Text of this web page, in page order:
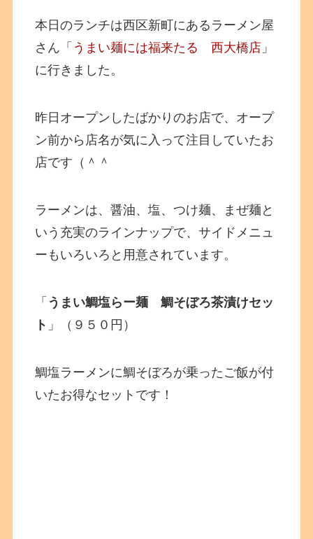
本日のランチは西区新町にあるラーメン屋
さん「 うまい麺には福来たる 西大橋店 」
に行きました。
昨日オープンしたばかりのお店で、オープ
ン前から店名が気に入って注目していたお
店です（＾＾
ラーメンは、醤油、塩、つけ麺、まぜ麺と
いう充実のラインナップで、サイドメニュ
ーもいろいろと用意されています。
「 うまい鯛塩らー麺 鯛そぼろ茶漬けセッ
ト 」（９５０円）
鯛塩ラーメンに鯛そぼろが乗ったご飯が付
いたお得なセットです！